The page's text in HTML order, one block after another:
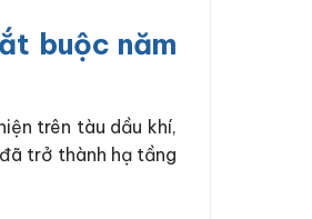
buộc năm
trên tàu dầu khí,
trở thành hạ tầng